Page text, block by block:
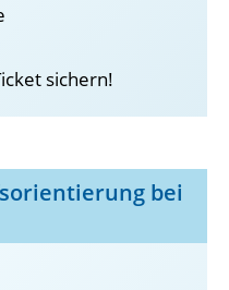
sichern!
bei